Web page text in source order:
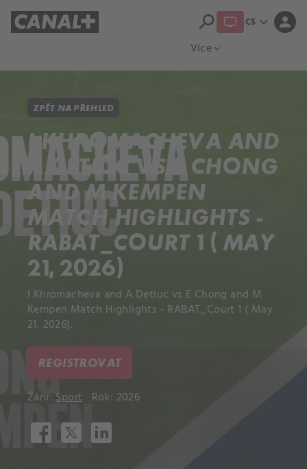
Více expand_more
search CS expand_more person
ZPĚT NA PŘEHLED
I KHROMACHEVA AND
A DETIUC VS E CHONG
AND M KEMPEN
MATCH HIGHLIGHTS -
RABAT_COURT 1 ( MAY
21, 2026)
I Khromacheva and A Detiuc vs E Chong and M
Kempen Match Highlights - RABAT_Court 1 ( May
21, 2026).
REGISTROVAT
Žánr:Sport Rok: 2026